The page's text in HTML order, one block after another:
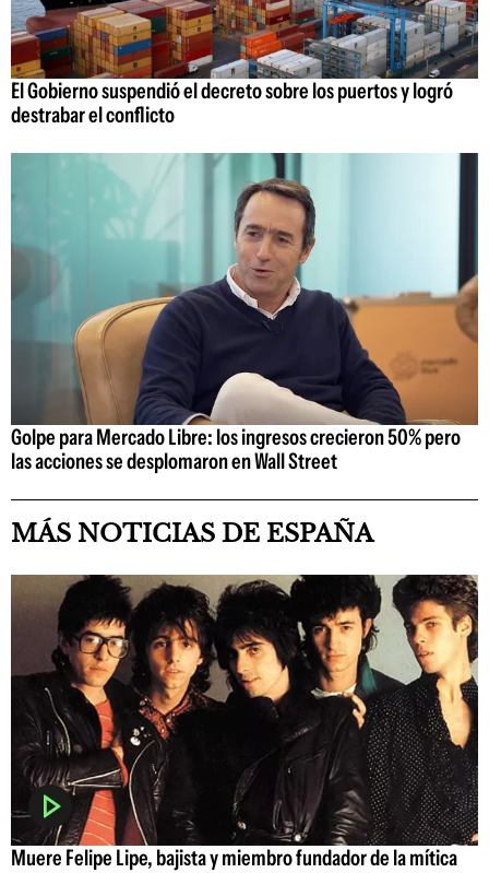
El Gobierno suspendió el decreto sobre los puertos y logró
destrabar el conflicto
Golpe para Mercado Libre: los ingresos crecieron 50% pero
las acciones se desplomaron en Wall Street
MÁS NOTICIAS DE ESPAÑA
Muere Felipe Lipe, bajista y miembro fundador de la mítica